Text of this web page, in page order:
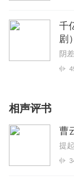
千
剧）
阴
相声评书
曹
提